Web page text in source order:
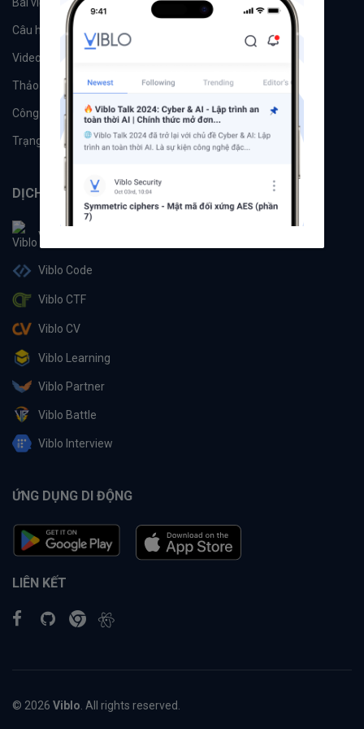
Câu hỏi
Videos
Thảo luận Đề xuất hệ thống
Công cụ Machine Learning
Trạng thái hệ thống
DỊCH VỤ
Viblo
Viblo Code
Viblo CTF
Viblo CV
Viblo Learning
Viblo Partner
Viblo Battle
Viblo Interview
ỨNG DỤNG DI ĐỘNG
LIÊN KẾT
© 2026 Viblo . All rights reserved.